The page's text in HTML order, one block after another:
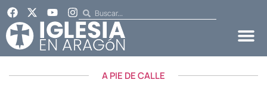
A PIE DE CALLE